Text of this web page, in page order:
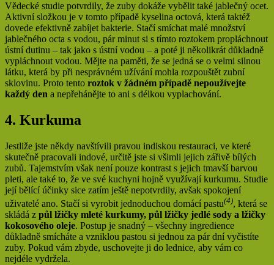
Vědecké studie potvrdily, že zuby dokáže vybělit také jablečný ocet.
Aktivní složkou je v tomto případě kyselina octová, která taktéž
dovede efektivně zabíjet bakterie. Stačí smíchat malé množství
jablečného octa s vodou, pár minut si s tímto roztokem propláchnout
ústní dutinu – tak jako s ústní vodou – a poté ji několikrát důkladně
vypláchnout vodou. Mějte na paměti, že se jedná se o velmi silnou
látku, která by při nesprávném užívání mohla rozpouštět zubní
sklovinu. Proto tento roztok v žádném případě nepoužívejte
každý den a nepřehánějte to ani s délkou vyplachování.
4. Kurkuma
Jestliže jste někdy navštívili pravou indiskou restauraci, ve které
skutečně pracovali indové, určitě jste si všimli jejich zářivě bílých
zubů. Tajemstvím však není pouze kontrast s jejich tmavší barvou
pleti, ale také to, že ve své kuchyni hojně využívají kurkumu. Studie
její bělící účinky sice zatím ještě nepotvrdily, avšak spokojení
uživatelé ano. Stačí si vyrobit jednoduchou domácí pastu(4), která se
skládá z půl lžičky mleté kurkumy, půl lžičky jedlé sody a lžičky
kokosového oleje. Postup je snadný – všechny ingredience
důkladně smícháte a vzniklou pastou si jednou za pár dní vyčistíte
zuby. Pokud vám zbyde, uschovejte ji do lednice, aby vám co
nejdéle vydržela.